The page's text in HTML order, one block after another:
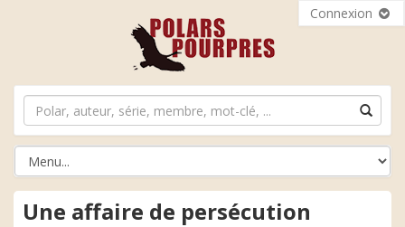
Connexion
Une affaire de persécution